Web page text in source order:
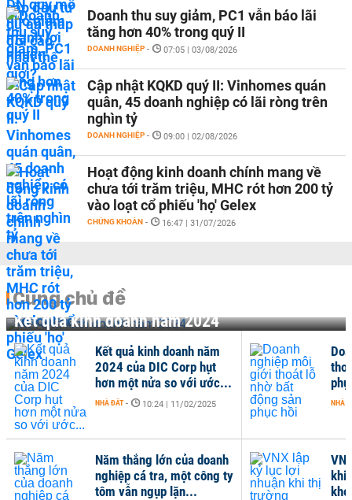
Doanh thu suy giảm, PC1 vẫn báo lãi
tăng hơn 40% trong quý II
DOANH NGHIỆP - 07:05 | 03/08/2026
Cập nhật KQKD quý II: Vinhomes quán
quân, 45 doanh nghiệp có lãi ròng trên
nghìn tỷ
DOANH NGHIỆP - 09:00 | 02/08/2026
Hoạt động kinh doanh chính mang về
chưa tới trăm triệu, MHC rót hơn 200 tỷ
vào loạt cổ phiếu 'họ' Gelex
CHỨNG KHOÁN - 16:47 | 31/07/2026
Cùng chủ đề
Kết quả kinh doanh năm 2024
khi
Kết quả kinh doanh năm
2024 của DIC Corp hụt
hơn một nửa so với ước...
NHÀ ĐẤT - 10:24 | 11/02/2025
Năm thắng lớn của doanh
nghiệp cá tra, một công ty
tôm vẫn ngụp lặn...
NHÀ